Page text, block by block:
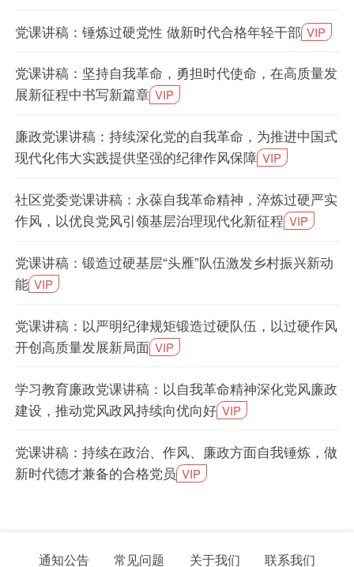
党课讲稿：锤炼过硬党性 做新时代合格年轻干部 VIP
党课讲稿：坚持自我革命，勇担时代使命，在高质量发
展新征程中书写新篇章 VIP
廉政党课讲稿：持续深化党的自我革命，为推进中国式
现代化伟大实践提供坚强的纪律作风保障 VIP
社区党委党课讲稿：永葆自我革命精神，淬炼过硬严实
作风，以优良党风引领基层治理现代化新征程 VIP
党课讲稿：锻造过硬基层“头雁”队伍激发乡村振兴新动
能 VIP
党课讲稿：以严明纪律规矩锻造过硬队伍，以过硬作风
开创高质量发展新局面 VIP
学习教育廉政党课讲稿：以自我革命精神深化党风廉政
建设，推动党风政风持续向优向好 VIP
党课讲稿：持续在政治、作风、廉政方面自我锤炼，做
新时代德才兼备的合格党员 VIP
通知公告 常见问题 关于我们 联系我们